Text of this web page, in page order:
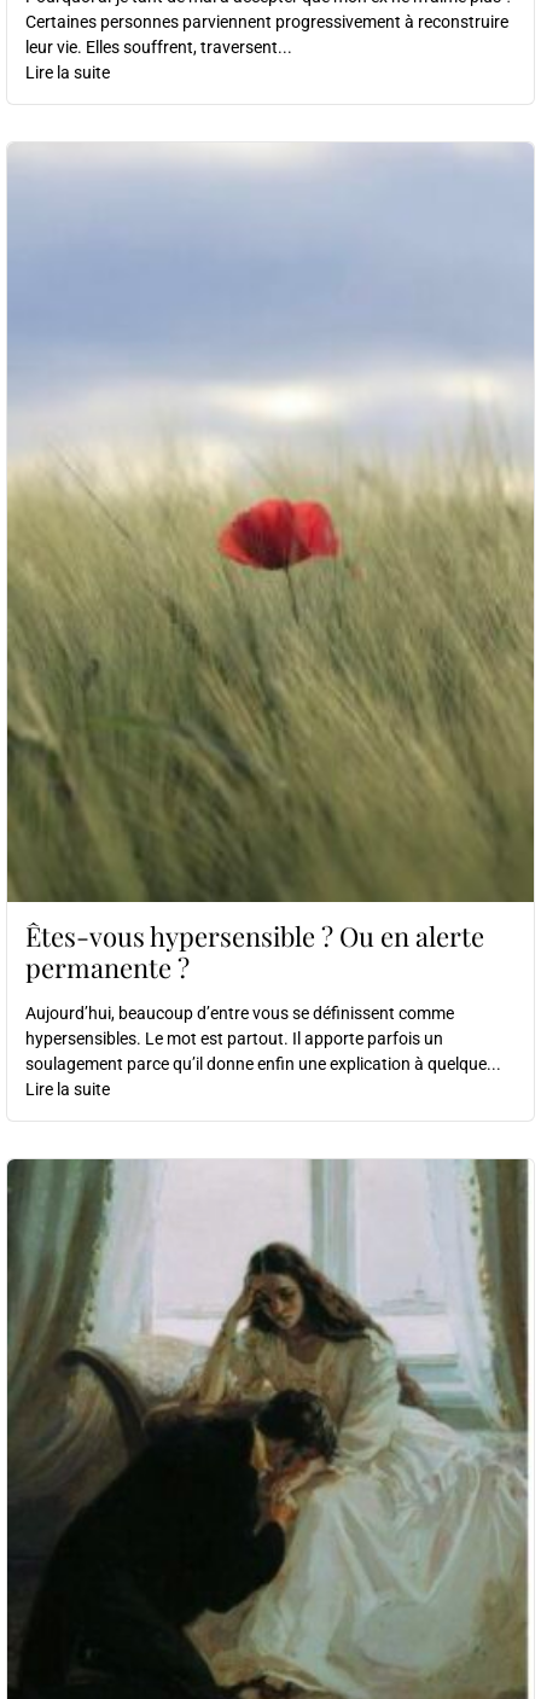
Certaines personnes parviennent progressivement à reconstruire
leur vie. Elles souffrent, traversent...
Lire la suite
Êtes-vous hypersensible ? Ou en alerte
permanente ?
Aujourd’hui, beaucoup d’entre vous se définissent comme
hypersensibles. Le mot est partout. Il apporte parfois un
soulagement parce qu’il donne enfin une explication à quelque...
Lire la suite